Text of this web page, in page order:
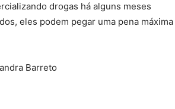
drogas há alguns meses
eles podem pegar uma pena máxima
Barreto